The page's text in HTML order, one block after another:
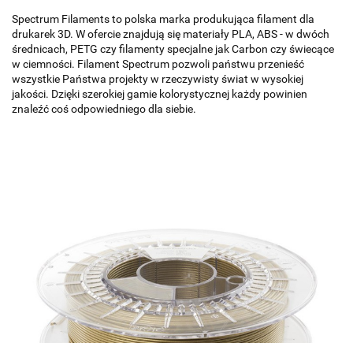
Spectrum Filaments to polska marka produkująca filament dla
drukarek 3D. W ofercie znajdują się materiały PLA, ABS - w dwóch
średnicach, PETG czy filamenty specjalne jak Carbon czy świecące
w ciemności. Filament Spectrum pozwoli państwu przenieść
wszystkie Państwa projekty w rzeczywisty świat w wysokiej
jakości. Dzięki szerokiej gamie kolorystycznej każdy powinien
znaleźć coś odpowiedniego dla siebie.